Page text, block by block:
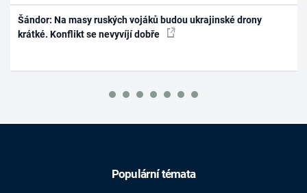
Šándor: Na masy ruských vojáků budou ukrajinské drony
krátké. Konflikt se nevyvíjí dobře
Populární témata